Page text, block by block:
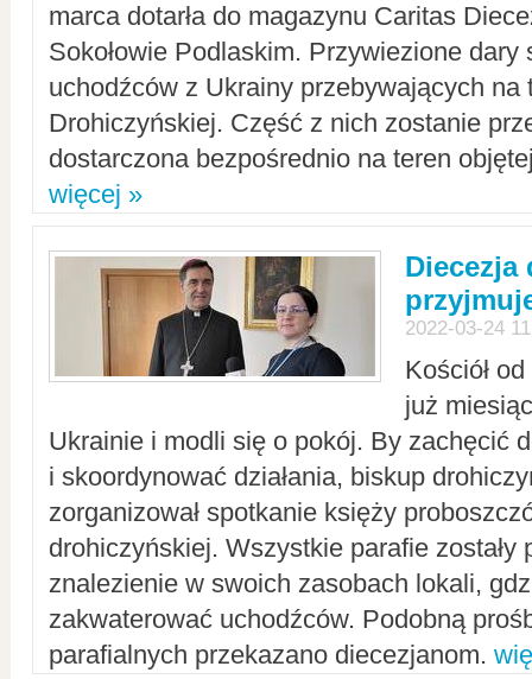
marca dotarła do magazynu Caritas
Sokołowie Podlaskim. Przywiezione dary
uchodźców z Ukrainy przebywających na
Drohiczyńskiej. Część z nich zostanie
dostarczona bezpośrednio na teren
więcej »
Diecezja
2022-03-24
Kościół
już
Ukrainie i modli się o pokój. By zachęcić
i skoordynować działania, biskup
zorganizował spotkanie księży
drohiczyńskiej. Wszystkie parafie zostały
znalezienie w swoich zasobach lokali,
zakwaterować uchodźców. Podobną
parafialnych przekazano diecezjanom.